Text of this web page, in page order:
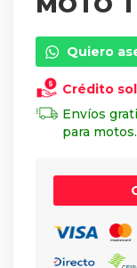
Quiero
Crédito
Envíos
para motos.